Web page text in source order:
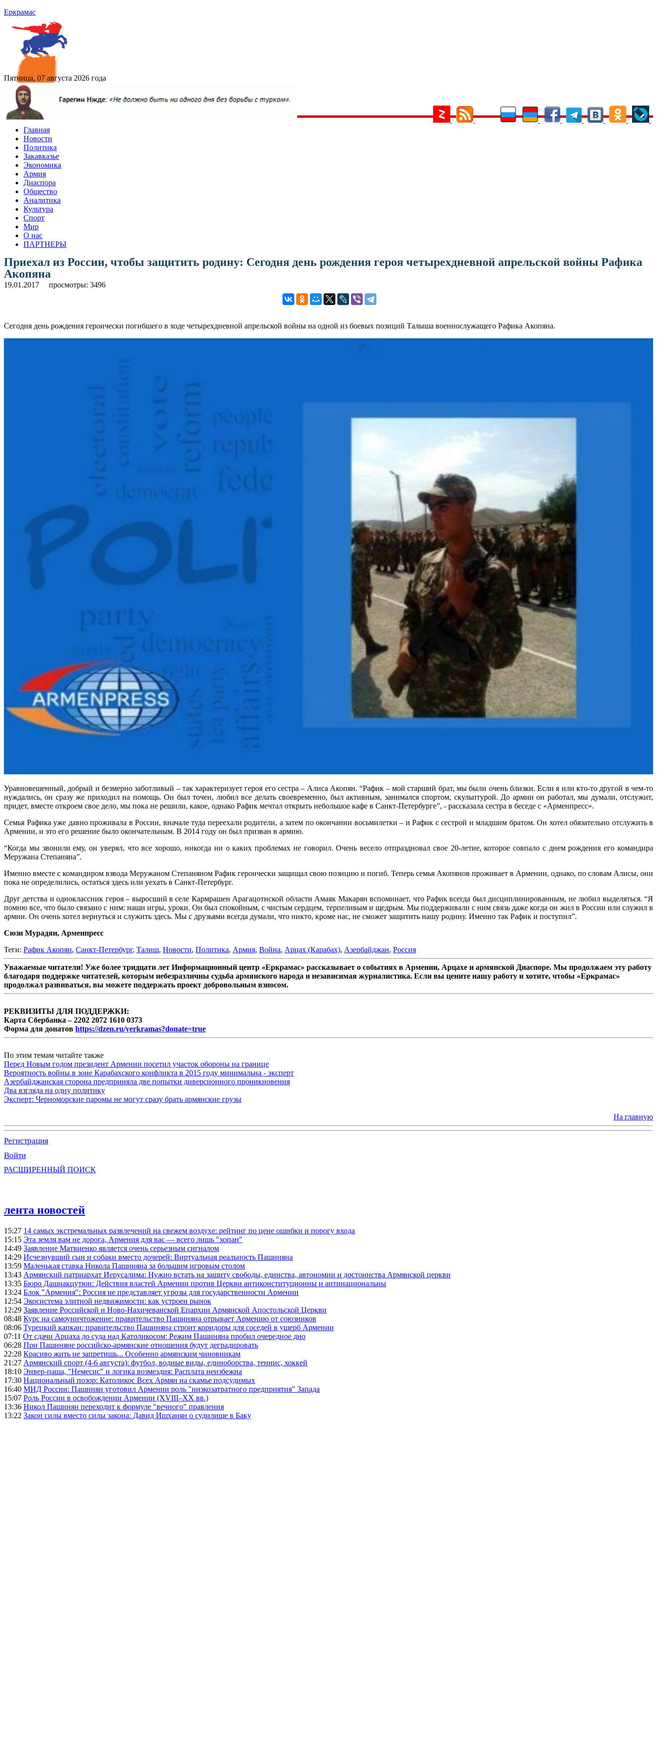
Еркрамас
Пятница, 07 августа 2026 года
Главная
Новости
Политика
Закавказье
Экономика
Армия
Диаспора
Общество
Аналитика
Культура
Спорт
Мир
О нас
ПАРТНЕРЫ
Приехал из России, чтобы защитить родину: Сегодня день рождения героя четырехдневной апрельской войны Рафика
Акопяна
19.01.2017 просмотры: 3496
Сегодня день рождения героически погибшего в ходе четырехдневной апрельской войны на одной из боевых позиций Талыша военнослужащего Рафика Акопяна.
Уравновешенный, добрый и безмерно заботливый – так характеризует героя его сестра – Алиса Акопян. “Рафик – мой старший брат, мы были очень близки. Если я или кто-то другой в чем-то
нуждались, он сразу же приходил на помощь. Он был точен, любил все делать своевременно, был активным, занимался спортом, скульптурой. До армии он работал, мы думали, отслужит,
придет, вместе откроем свое дело, мы пока не решили, какое, однако Рафик мечтал открыть небольшое кафе в Санкт-Петербурге”, - рассказала сестра в беседе с «Арменпресс».
Семья Рафика уже давно проживала в России, вначале туда переехали родители, а затем по окончании восьмилетки – и Рафик с сестрой и младшим братом. Он хотел обязательно отслужить в
Армении, и это его решение было окончательным. В 2014 году он был призван в армию.
“Когда мы звонили ему, он уверял, что все хорошо, никогда ни о каких проблемах не говорил. Очень весело отпраздновал свое 20-летие, которое совпало с днем рождения его командира
Меружана Степаняна”.
Именно вместе с командиром взвода Меружаном Степаняном Рафик героически защищал свою позицию и погиб. Теперь семья Акопянов проживает в Армении, однако, по словам Алисы, они
пока не определились, остаться здесь или уехать в Санкт-Петербург.
Друг детства и одноклассник героя – выросший в селе Кармрашен Арагацотнской области Амаяк Макарян вспоминает, что Рафик всегда был дисциплинированным, не любил выделяться. “Я
помню все, что было связано с ним: наши игры, уроки. Он был спокойным, с чистым сердцем, терпеливым и щедрым. Мы поддерживали с ним связь даже когда он жил в России или служил в
армии. Он очень хотел вернуться и служить здесь. Мы с друзьями всегда думали, что никто, кроме нас, не сможет защитить нашу родину. Именно так Рафик и поступил”.
Сюзи Мурадян, Арменпресс
Теги: Рафик Акопян, Санкт-Петербург, Талиш, Новости, Политика, Армия, Война, Арцах (Карабах), Азербайджан, Россия
Уважаемые читатели! Уже более тридцати лет Информационный центр «Еркрамас» рассказывает о событиях в Армении, Арцахе и армянской Диаспоре. Мы продолжаем эту работу
благодаря поддержке читателей, которым небезразличны судьба армянского народа и независимая журналистика. Если вы цените нашу работу и хотите, чтобы «Еркрамас»
продолжал развиваться, вы можете поддержать проект добровольным взносом.
РЕКВИЗИТЫ ДЛЯ ПОДДЕРЖКИ:
Карта Сбербанка – 2202 2072 1610 0373
Форма для донатов https://dzen.ru/yerkramas?donate=true
По этим темам читайте также
Перед Новым годом президент Армении посетил участок обороны на границе
Вероятность войны в зоне Карабахского конфликта в 2015 году минимальна - эксперт
Азербайджанская сторона предприняла две попытки диверсионного проникновения
Два взгляда на одну политику
Эксперт: Черноморские паромы не могут сразу брать армянские грузы
На главную
Регистрация
Войти
РАСШИРЕННЫЙ ПОИСК
лента новостей
15:27 14 самых экстремальных развлечений на свежем воздухе: рейтинг по цене ошибки и порогу входа
15:15 Эта земля вам не дорога, Армения для вас — всего лишь "хопан"
14:49 Заявление Матвиенко является очень серьезным сигналом
14:29 Исчезнувший сын и собаки вместо дочерей: Виртуальная реальность Пашиняна
13:59 Маленькая ставка Никола Пашиняна за большим игровым столом
13:43 Армянский патриархат Иерусалима: Нужно встать на защиту свободы, единства, автономии и достоинства Армянской церкви
13:35 Бюро Дашнакцутюн: Действия властей Армении против Церкви антиконституционны и антинациональны
13:24 Блок "Армения": Россия не представляет угрозы для государственности Армении
12:54 Экосистема элитной недвижимости: как устроен рынок
12:29 Заявление Российской и Ново-Нахичеванской Епархии Армянской Апостольской Церкви
08:48 Курс на самоуничтожение: правительство Пашиняна отрывает Армению от союзников
08:06 Турецкий капкан: правительство Пашиняна строит коридоры для соседей в ущерб Армении
07:11 От сдачи Арцаха до суда над Католикосом: Режим Пашиняна пробил очередное дно
06:28 При Пашиняне российско-армянские отношения будут деградировать
22:28 Красиво жить не запретишь... Особенно армянским чиновникам
21:27 Армянский спорт (4-6 августа): футбол, водные виды, единоборства, теннис, хоккей
18:10 Энвер-паша, "Немесис" и логика возмездия: Расплата неизбежна
17:30 Национальный позор: Католикос Всех Армян на скамье подсудимых
16:40 МИД России: Пашинян уготовил Армении роль "низкозатратного предприятия" Запада
15:07 Роль России в освобождении Армении (XVIII–XX вв.)
13:36 Никол Пашинян переходит к формуле "вечного" правления
13:22 Закон силы вместо силы закона: Давид Ишханян о судилище в Баку